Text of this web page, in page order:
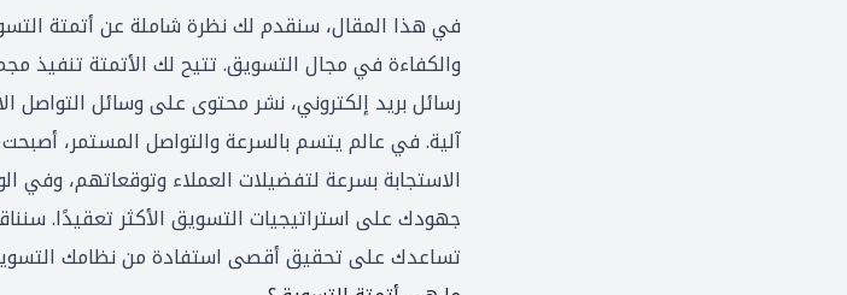
في هذا المقال، سنقدم لك نظرة شاملة عن أتمتة
والكفاءة في مجال التسويق. تتيح لك الأتمتة تنفيذ
رسائل بريد إلكتروني، نشر محتوى على وسائل التواصل
آلية. في عالم يتسم بالسرعة والتواصل المستمر،
الاستجابة بسرعة لتفضيلات العملاء وتوقعاتهم، وفي
جهودك على استراتيجيات التسويق الأكثر تعقيدًا.
تساعدك على تحقيق أقصى استفادة من نظامك